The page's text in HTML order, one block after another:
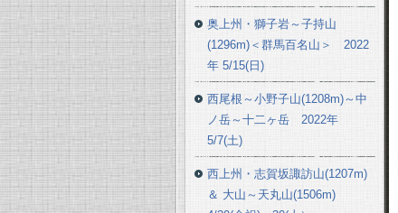
奥上州・獅子岩～子持山
(1296m)＜群馬百名山＞ 2022
年 5/15(日)
西尾根～小野子山(1208m)～中
ノ岳～十二ヶ岳 2022年
5/7(土)
西上州・志賀坂諏訪山(1207m)
＆ 大山～天丸山(1506m)